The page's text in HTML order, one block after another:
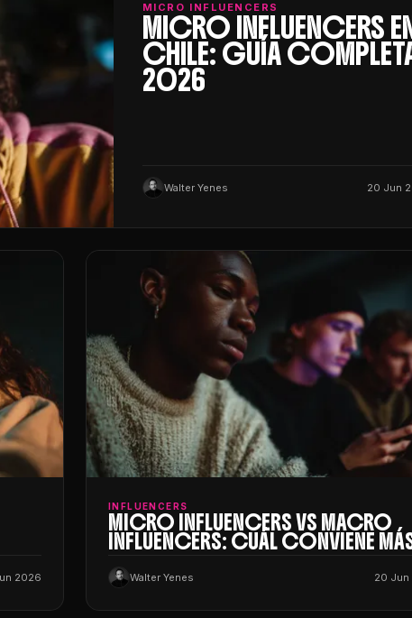
MICRO INFLUENCERS
MICRO INFLUENCERS
CHILE: GUÍA
2026
Walter Yenes 20 Jun
2026
INFLUENCERS
MICRO INFLUENCERS VS MACRO
INFLUENCERS: CUÁL CONVIENE
Walter Yenes 20 Jun